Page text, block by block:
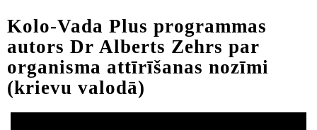
Kolo-Vada Plus programmas
autors Dr Alberts Zehrs par
organisma attīrīšanas nozīmi
(krievu valodā)